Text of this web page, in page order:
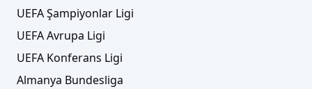
UEFA Şampiyonlar Ligi
UEFA Avrupa Ligi
UEFA Konferans Ligi
Almanya Bundesliga